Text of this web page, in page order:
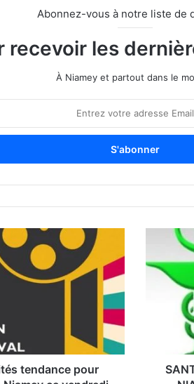
Abonnez-vous à notre liste de
recevoir les
À Niamey et partout dans le
tendance pour